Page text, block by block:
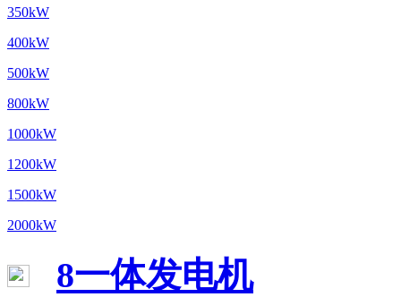
350kW
400kW
500kW
800kW
1000kW
1200kW
1500kW
2000kW
8一体发电机